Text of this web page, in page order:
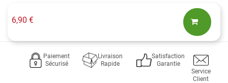
6,90 €
Paiement
Sécurisé
Livraison
Rapide
Satisfaction
Garantie
Service
Client